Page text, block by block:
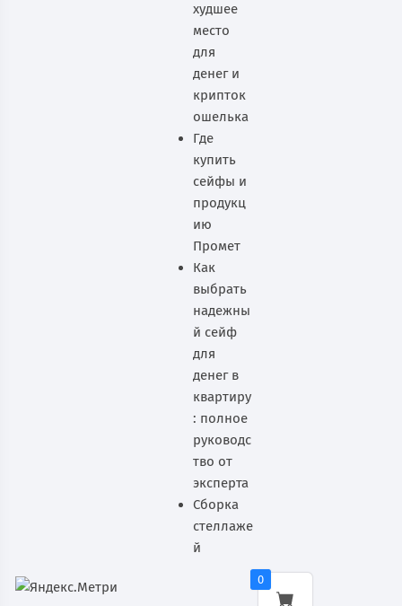
худшее
место
для
денег и
крипток
ошелька
Где
купить
сейфы и
продукц
ию
Промет
Как
выбрать
надежны
й сейф
для
денег в
квартиру
: полное
руководс
тво от
эксперта
Сборка
стеллаже
й
0